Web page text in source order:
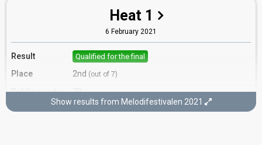
Heat 1
6 February 2021
Result Qualified for the final
Place 2nd (out of 7)
Public points
72
Public votes
(15% of the votes)
Show results from Melodifestivalen 2021